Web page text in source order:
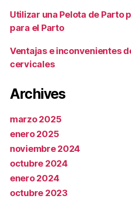
Utilizar una Pelota de Parto
para el Parto
Ventajas e inconvenientes
cervicales
Archives
marzo 2025
enero 2025
noviembre 2024
octubre 2024
enero 2024
octubre 2023